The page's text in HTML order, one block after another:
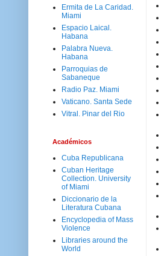
Ermita de La Caridad.
Miami
Espacio Laical.
Habana
Palabra Nueva.
Habana
Parroquias de
Sabaneque
Radio Paz. Miami
Vaticano. Santa Sede
Vitral. Pinar del Rio
Académicos
Cuba Republicana
Cuban Heritage
Collection. University
of Miami
Diccionario de la
Literatura Cubana
Encyclopedia of Mass
Violence
Libraries around the
World